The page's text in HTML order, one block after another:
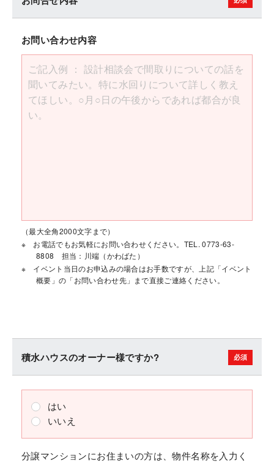
お問い合わせ内容
（最大全角2000文字まで）
お電話でもお気軽にお問い合わせください。TEL. 0773-63-
8808 担当：川端（かわばた）
イベント当日のお申込みの場合はお手数ですが、上記「イベント
概要」の「お問い合わせ先」まで直接ご連絡ください。
積水ハウスのオーナー様ですか?
はい
いいえ
分譲マンションにお住まいの方は、物件名称を入力く